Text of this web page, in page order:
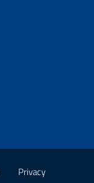
Privacy